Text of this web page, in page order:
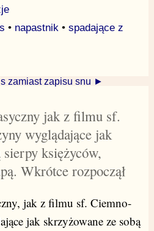
• napastnik• spadające z
zamiast zapisu snu ►
jak z filmu sf.
wyglądające jak
sierpy księżyców,
Wkrótce rozpoczął
jak z filmu sf. Ciemno-
jak skrzyżowane ze sobą